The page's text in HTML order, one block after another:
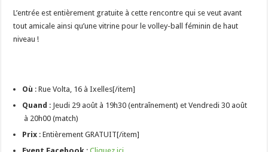
L’entrée est entièrement gratuite à cette rencontre qui se veut avant
tout amicale ainsi qu’une vitrine pour le volley-ball féminin de haut
niveau !
Où : Rue Volta, 16 à Ixelles[/item]
Quand : Jeudi 29 août à 19h30 (entraînement) et Vendredi 30 août
à 20h00 (match)
Prix : Entièrement GRATUIT[/item]